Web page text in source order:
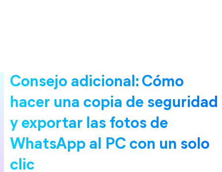
Consejo adicional: Cómo
hacer una copia de seguridad
y exportar las fotos de
WhatsApp al PC con un solo
clic